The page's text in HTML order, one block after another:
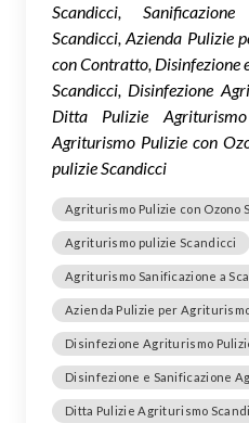
Scandicci,
Scandicci, Azienda Pulizie
con Contratto, Disinfezione
Scandicci, Disinfezione
Ditta Pulizie
Agriturismo Pulizie con
pulizie Scandicci
Agriturismo Pulizie con Ozono
Agriturismo pulizie Scandicci
Agriturismo Sanificazione a
Azienda Pulizie per
Disinfezione Agriturismo
Disinfezione e Sanificazione
Ditta Pulizie Agriturismo